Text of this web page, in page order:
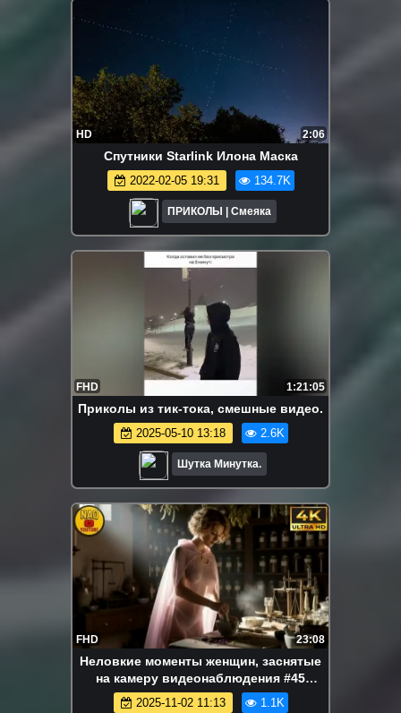
HD 2:06
Спутники Starlink Илона Маска
2022-02-05 19:31 134.7K
ПРИКОЛЫ | Смеяка
FHD 1:21:05
Приколы из тик-тока, смешные видео.
2025-05-10 13:18 2.6K
Шутка Минутка.
FHD 23:08
Неловкие моменты женщин, заснятые
на камеру видеонаблюдения #45
Попробуй не рассмеяться Подборка
2025-11-02 11:13 1.1K